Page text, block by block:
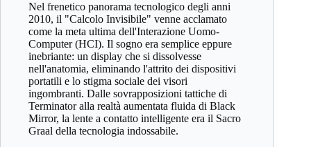
Nel frenetico panorama tecnologico degli anni
2010, il "Calcolo Invisibile" venne acclamato
come la meta ultima dell'Interazione Uomo-
Computer (HCI). Il sogno era semplice eppure
inebriante: un display che si dissolvesse
nell'anatomia, eliminando l'attrito dei dispositivi
portatili e lo stigma sociale dei visori
ingombranti. Dalle sovrapposizioni tattiche di
Terminator alla realtà aumentata fluida di Black
Mirror, la lente a contatto intelligente era il Sacro
Graal della tecnologia indossabile.